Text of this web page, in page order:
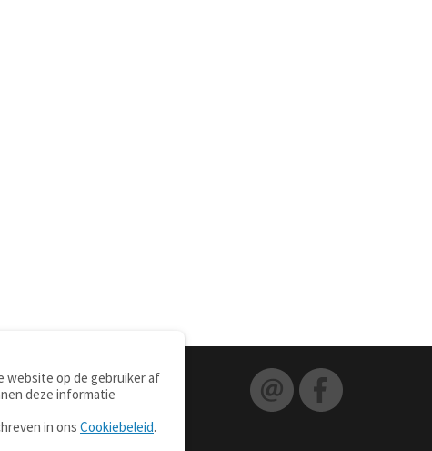
website op de gebruiker af
deze informatie
in ons Cookiebeleid.